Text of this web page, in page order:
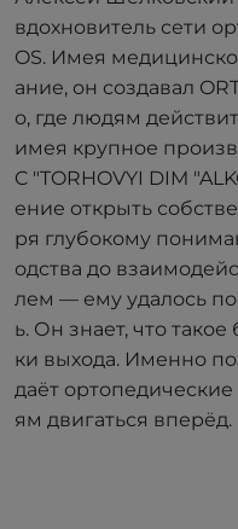
вдохновитель сети
OS. Имея
ание, он создавал
о, где людям
имея крупное
C "TORHOVYI DIM
ение открыть
ря глубокому
одства до
лем — ему удалось
ь. Он знает, что
ки выхода. Именно
даёт
ям двигаться вперёд.